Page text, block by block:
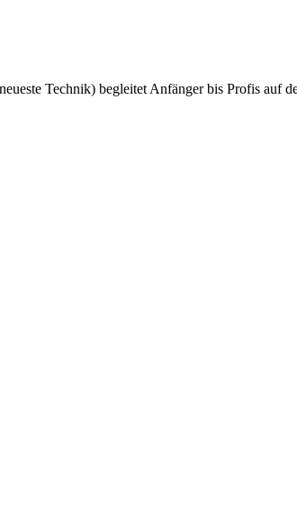
Technik) begleitet Anfänger bis Profis auf